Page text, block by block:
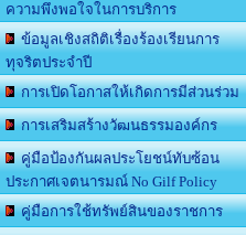
ความพึงพอใจในการบริการ
ข้อมูลเชิงสถิติเรื่องร้องเรียนการ
ทุจริตประจำปี
การเปิดโอกาสให้เกิดการมีส่วนร่วม
การเสริมสร้างวัฒนธรรมองค์กร
คู่มือป้องกันผลประโยชน์ทับซ้อน
ประกาศเจตนารมณ์ No Gilf Policy
คู่มือการใช้ทรัพย์สินของราชการ